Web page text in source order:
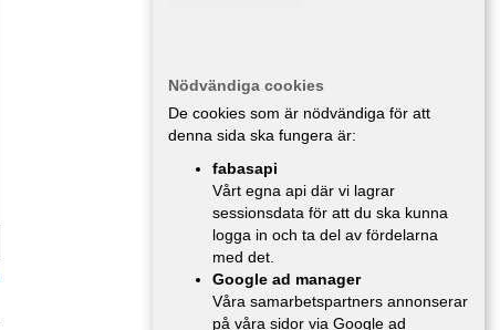
Nödvändiga cookies
De cookies som är nödvändiga för att
denna sida ska fungera är:
fabasapi
Vårt egna api där vi lagrar
sessionsdata för att du ska kunna
logga in och ta del av fördelarna
med det.
Google ad manager
Våra samarbetspartners annonserar
på våra sidor via Google ad